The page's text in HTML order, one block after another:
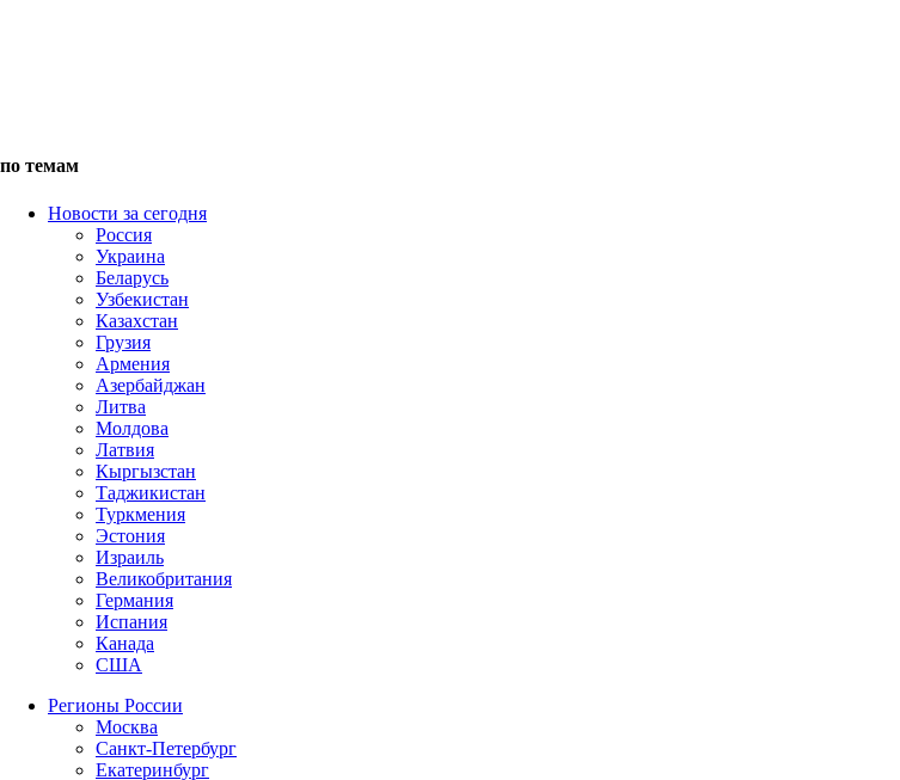
по темам
Новости за сегодня
Россия
Украина
Беларусь
Узбекистан
Казахстан
Грузия
Армения
Азербайджан
Литва
Молдова
Латвия
Кыргызстан
Таджикистан
Туркмения
Эстония
Израиль
Великобритания
Германия
Испания
Канада
США
Регионы России
Москва
Санкт-Петербург
Екатеринбург